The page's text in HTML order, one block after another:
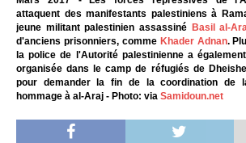
attaquent des manifestants palestiniens à
jeune militant palestinien assassiné Basil al-
d'anciens prisonniers, comme Khader Adnan.
la police de l'Autorité palestinienne a
organisée dans le camp de réfugiés de
pour demander la fin de la coordination de
hommage à al-Araj - Photo: via Samidoun.net